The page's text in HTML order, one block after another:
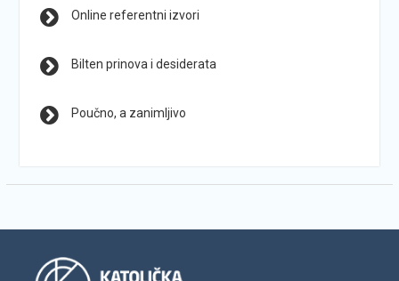
Online referentni izvori
Bilten prinova i desiderata
Poučno, a zanimljivo